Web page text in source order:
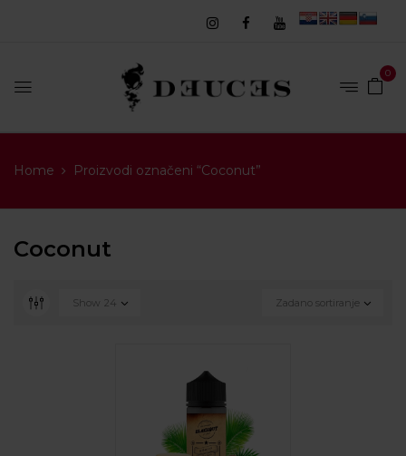
0
Home Proizvodi označeni “Coconut”
Coconut
Zadano sortiranje
Show 24